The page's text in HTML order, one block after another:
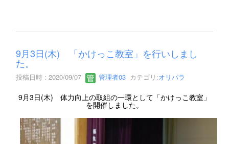
9月3日(木) 「かけっこ教室」を行いしまし
た。
投稿日時 : 2020/09/07 管理者03 カテゴリ:オリパラ
9月3日(木) 体力向上の取組の一環として「かけっこ教室」
を開催しました。